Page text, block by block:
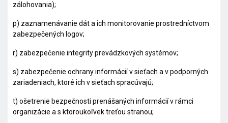
zálohovania);
p) zaznamenávanie dát a ich monitorovanie prostredníctvom
zabezpečených logov;
r) zabezpečenie integrity prevádzkových systémov;
s) zabezpečenie ochrany informácií v sieťach a v podporných
zariadeniach, ktoré ich v sieťach spracúvajú;
t) ošetrenie bezpečnosti prenášaných informácií v rámci
organizácie a s ktoroukoľvek treťou stranou;